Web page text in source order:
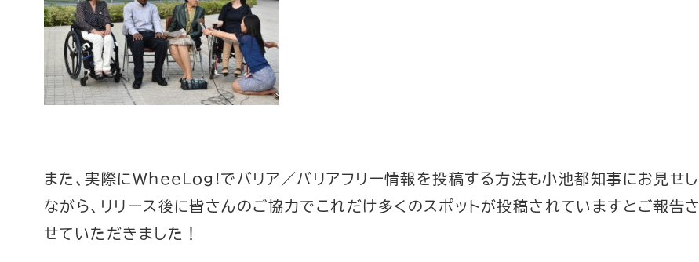
また、実際にWheeLog!でバリア／バリアフリー情報を投稿する方法も小池都知事にお見せし
ながら、リリース後に皆さんのご協力でこれだけ多くのスポットが投稿されていますとご報告さ
せていただきました！